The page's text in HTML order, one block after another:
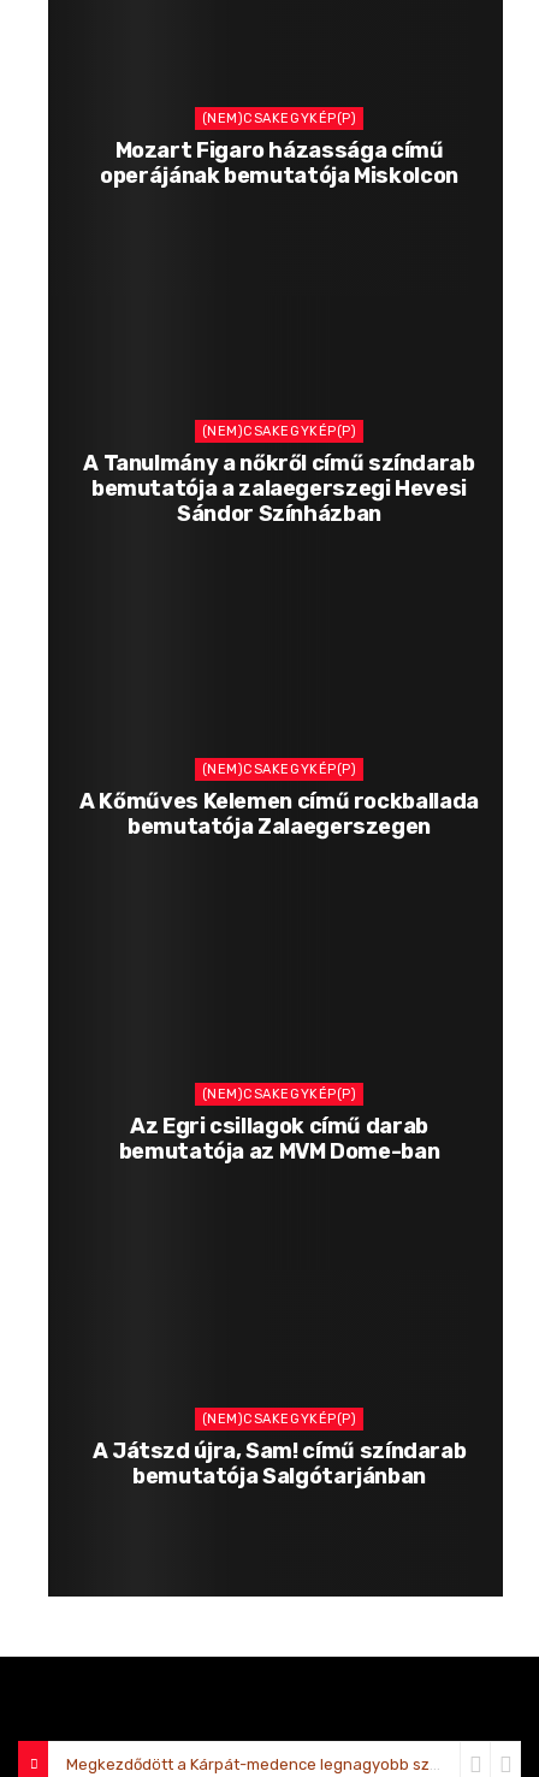
(NEM)CSAKEGYKÉP(P)
Mozart Figaro házassága című
operájának bemutatója Miskolcon
(NEM)CSAKEGYKÉP(P)
A Tanulmány a nőkről című színdarab
bemutatója a zalaegerszegi Hevesi
Sándor Színházban
(NEM)CSAKEGYKÉP(P)
A Kőműves Kelemen című rockballada
bemutatója Zalaegerszegen
(NEM)CSAKEGYKÉP(P)
Az Egri csillagok című darab
bemutatója az MVM Dome-ban
(NEM)CSAKEGYKÉP(P)
A Játszd újra, Sam! című színdarab
bemutatója Salgótarjánban